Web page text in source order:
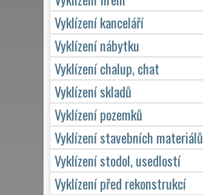
Vyklízení kanceláří
Vyklízení nábytku
Vyklízení chalup, chat
Vyklízení skladů
Vyklízení pozemků
Vyklízení stavebních materiálů
Vyklízení stodol, usedlostí
Vyklízení před rekonstrukcí